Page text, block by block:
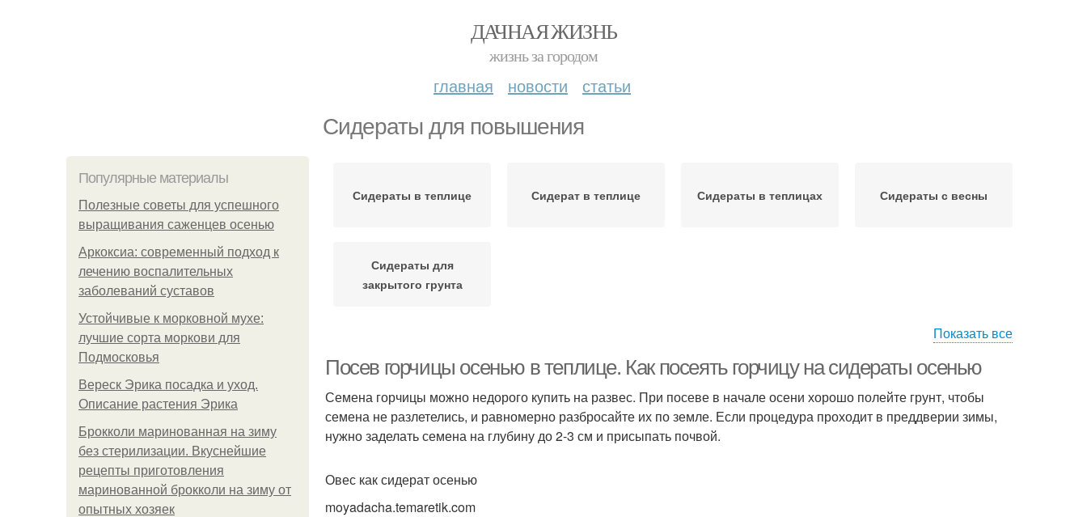
ДАЧНАЯ ЖИЗНЬ
жизнь за городом
главная новости статьи
Сидераты для повышения
Популярные материалы
Полезные советы для успешного
выращивания саженцев осенью
Аркоксиа: современный подход к
лечению воспалительных
заболеваний суставов
Устойчивые к морковной мухе:
лучшие сорта моркови для
Подмосковья
Вереск Эрика посадка и уход.
Описание растения Эрика
Брокколи маринованная на зиму
без стерилизации. Вкуснейшие
рецепты приготовления
маринованной брокколи на зиму от
опытных хозяек
Сидераты в теплице Сидерат в теплице Сидераты в теплицах Сидераты с весны
Сидераты для
закрытого грунта
Показать все
Посев горчицы осенью в теплице. Как посеять горчицу на сидераты осенью
Семена горчицы можно недорого купить на развес. При посеве в начале осени хорошо полейте грунт, чтобы
семена не разлетелись, и равномерно разбросайте их по земле. Если процедура проходит в преддверии зимы,
нужно заделать семена на глубину до 2-3 см и присыпать почвой.
Овес как сидерат осенью
moyadacha.temaretik.com